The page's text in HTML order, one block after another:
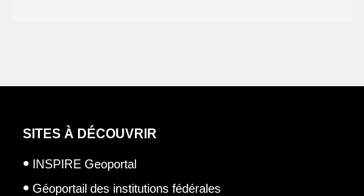
SITES À DÉCOUVRIR
INSPIRE Geoportal
Géoportail des institutions fédérales